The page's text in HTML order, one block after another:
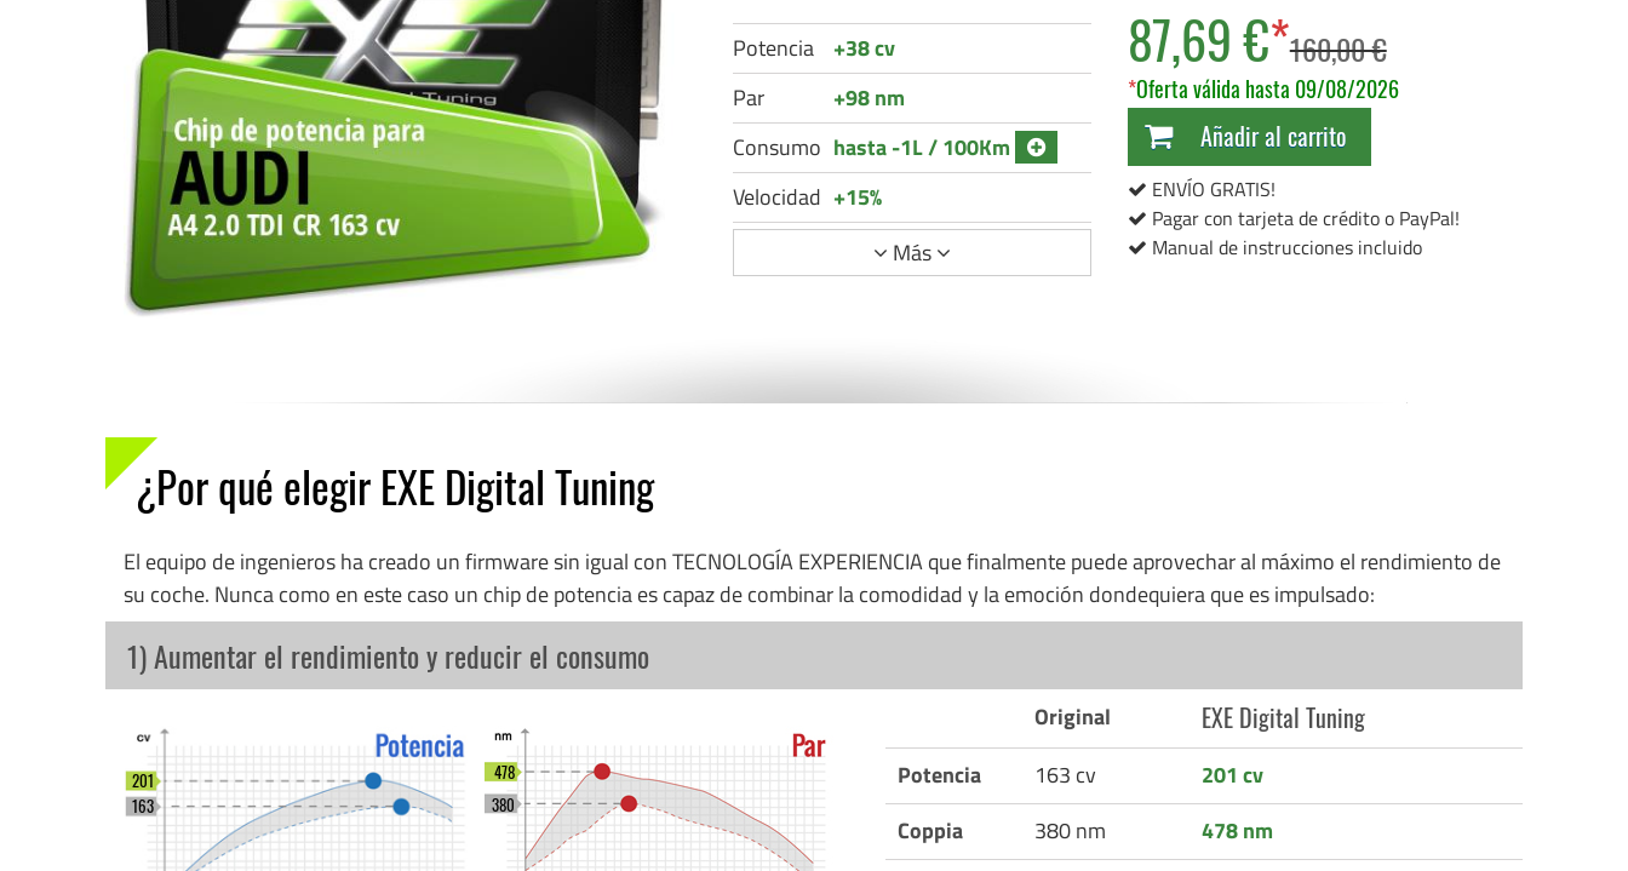
Potencia
+38 cv
Par
+98 nm
Consumo hasta -1L / 100Km
Velocidad +15%
Más
87,69 €*160,00 €
*Oferta válida hasta 09/08/2026
Añadir al carrito
ENVÍO GRATIS!
Pagar con tarjeta de crédito o PayPal!
Manual de instrucciones incluido
¿Por qué elegir EXE Digital Tuning
El equipo de ingenieros ha creado un firmware sin igual con TECNOLOGÍA EXPERIENCIA que finalmente puede aprovechar al máximo el rendimiento de
su coche. Nunca como en este caso un chip de potencia es capaz de combinar la comodidad y la emoción dondequiera que es impulsado:
1) Aumentar el rendimiento y reducir el consumo
Original EXE Digital Tuning
Potencia 163 cv
201 cv
Coppia
380 nm 478 nm
163
201
380
478